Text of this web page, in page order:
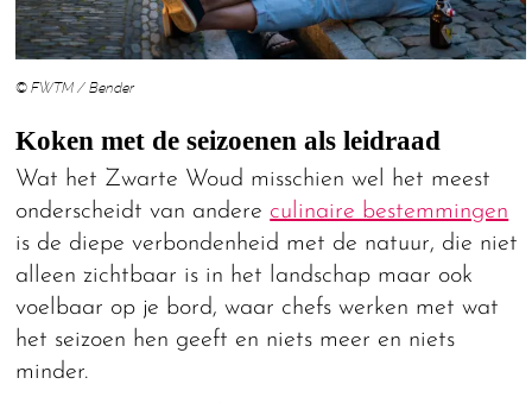
© FWTM / Bender
Koken met de seizoenen als leidraad
Wat het Zwarte Woud misschien wel het meest
onderscheidt van andere culinaire bestemmingen
is de diepe verbondenheid met de natuur, die niet
alleen zichtbaar is in het landschap maar ook
voelbaar op je bord, waar chefs werken met wat
het seizoen hen geeft en niets meer en niets
minder.